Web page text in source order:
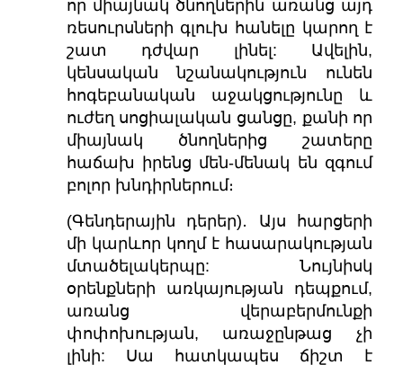
որ միայնակ ծնողներին առանց այդ
ռեսուրսների գլուխ հանելը կարող է
շատ դժվար լինել: Ավելին,
կենսական նշանակություն ունեն
հոգեբանական աջակցությունը և
ուժեղ սոցիալական ցանցը, քանի որ
միայնակ ծնողներից շատերը
հաճախ իրենց մեն-մենակ են զգում
բոլոր խնդիրներում։
(Գենդերային դերեր)․ Այս հարցերի
մի կարևոր կողմ է հասարակության
մտածելակերպը: Նույնիսկ
օրենքների առկայության դեպքում,
առանց վերաբերմունքի
փոփոխության, առաջընթաց չի
լինի: Սա հատկապես ճիշտ է